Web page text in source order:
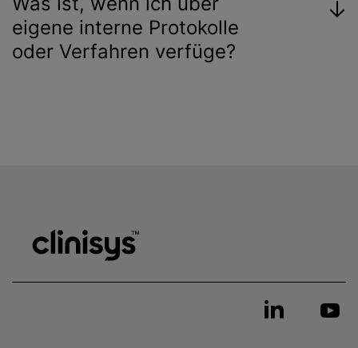
eigene interne Protokolle
oder Verfahren verfüge?